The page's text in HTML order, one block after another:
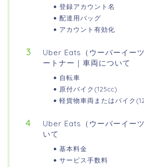
登録アカウント名
配達用バッグ
アカウント有効化
Uber Eats（ウーバーイー
ートナー｜車両について
自転車
原付バイク(125cc)
軽貨物車両またはバイク
Uber Eats（ウーバーイー
いて
基本料金
サービス手数料